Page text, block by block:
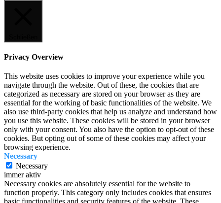
Privacy Overview
This website uses cookies to improve your experience while you
navigate through the website. Out of these, the cookies that are
categorized as necessary are stored on your browser as they are
essential for the working of basic functionalities of the website. We
also use third-party cookies that help us analyze and understand how
you use this website. These cookies will be stored in your browser
only with your consent. You also have the option to opt-out of these
cookies. But opting out of some of these cookies may affect your
browsing experience.
Necessary
Necessary
immer aktiv
Necessary cookies are absolutely essential for the website to
function properly. This category only includes cookies that ensures